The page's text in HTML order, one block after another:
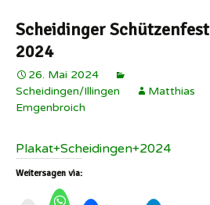
Scheidinger Schützenfest
2024
26. Mai 2024
Scheidingen/Illingen
Matthias
Emgenbroich
Plakat+Scheidingen+2024
Weitersagen via: